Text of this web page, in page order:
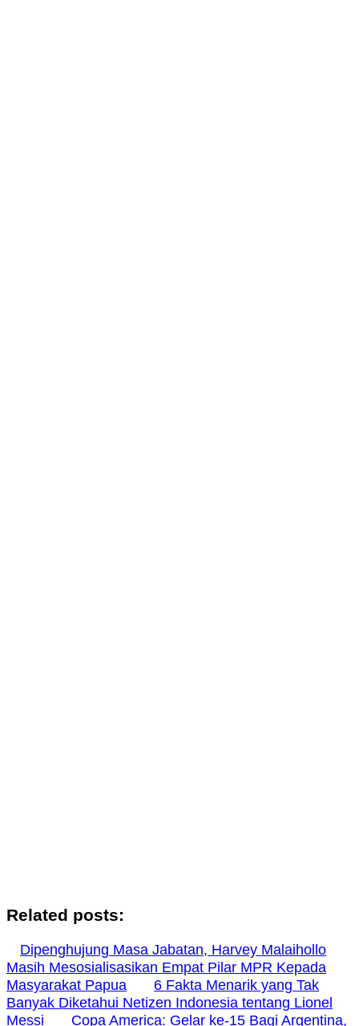
Related posts:
Dipenghujung Masa Jabatan, Harvey Malaihollo
Masih Mesosialisasikan Empat Pilar MPR Kepada
Masyarakat Papua
6 Fakta Menarik yang Tak
Banyak Diketahui Netizen Indonesia tentang Lionel
Messi
Copa America: Gelar ke-15 Bagi Argentina,